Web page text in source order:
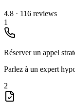
4.8 · 116 reviews
1
Réserver un appel
Parlez à un expert
2